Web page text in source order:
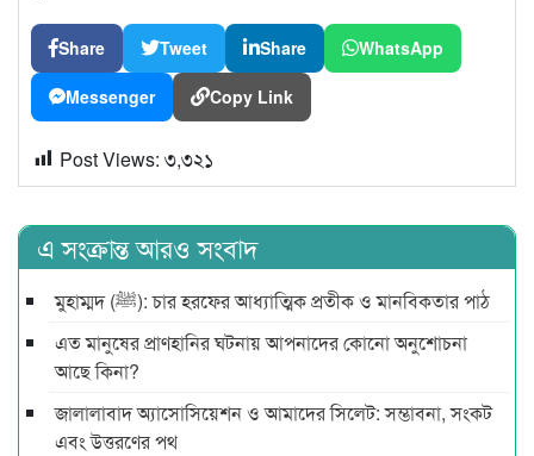
Share Tweet Share WhatsApp
Messenger Copy Link
Post Views: ৩,৩২১
এ সংক্রান্ত আরও সংবাদ
মুহাম্মদ (ﷺ): চার হরফের আধ্যাত্মিক প্রতীক ও মানবিকতার পাঠ
এত মানুষের প্রাণহানির ঘটনায় আপনাদের কোনো অনুশোচনা
আছে কিনা?
জালালাবাদ অ্যাসোসিয়েশন ও আমাদের সিলেট: সম্ভাবনা, সংকট
এবং উত্তরণের পথ